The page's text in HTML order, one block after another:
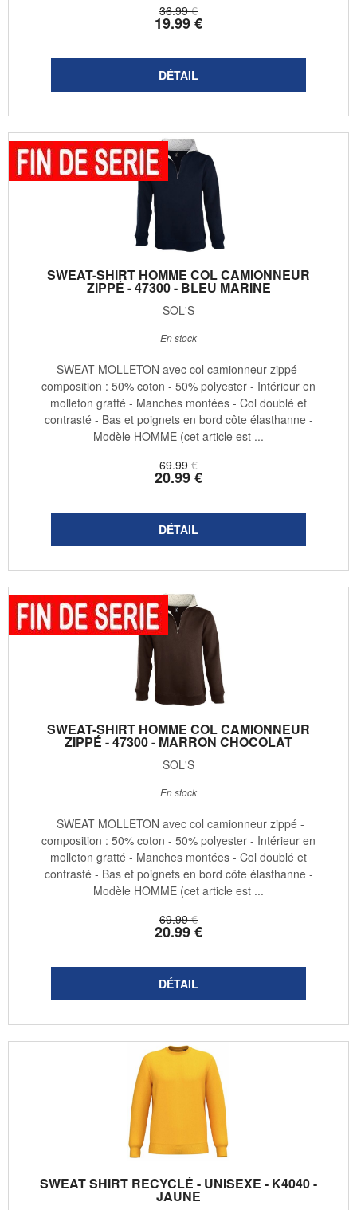
36.99 €
19.99€
SWEAT-SHIRT HOMME COL CAMIONNEUR
ZIPPÉ - 47300 - BLEU MARINE
SOL'S
69.99 €
20.99€
En stock
SWEAT MOLLETON avec col camionneur zippé -
composition : 50% coton - 50% polyester - Intérieur en
molleton gratté - Manches montées - Col doublé et
contrasté - Bas et poignets en bord côte élasthanne -
Modèle HOMME (cet article est ...
SWEAT-SHIRT HOMME COL CAMIONNEUR
ZIPPÉ - 47300 - MARRON CHOCOLAT
SOL'S
69.99 €
20.99€
En stock
SWEAT MOLLETON avec col camionneur zippé -
composition : 50% coton - 50% polyester - Intérieur en
molleton gratté - Manches montées - Col doublé et
contrasté - Bas et poignets en bord côte élasthanne -
Modèle HOMME (cet article est ...
SWEAT SHIRT RECYCLÉ - UNISEXE - K4040 -
JAUNE